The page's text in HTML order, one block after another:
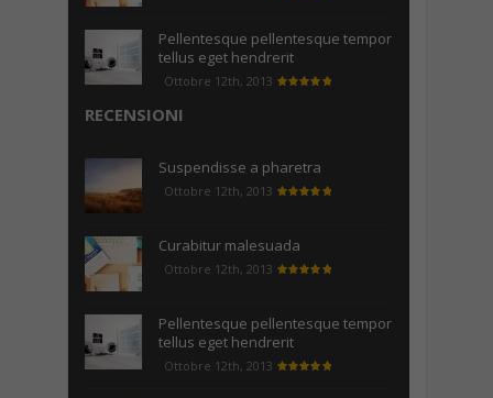
Pellentesque pellentesque tempor
tellus eget hendrerit
Ottobre 12th, 2013
RECENSIONI
Suspendisse a pharetra
Ottobre 12th, 2013
Curabitur malesuada
Ottobre 12th, 2013
Pellentesque pellentesque tempor
tellus eget hendrerit
Ottobre 12th, 2013